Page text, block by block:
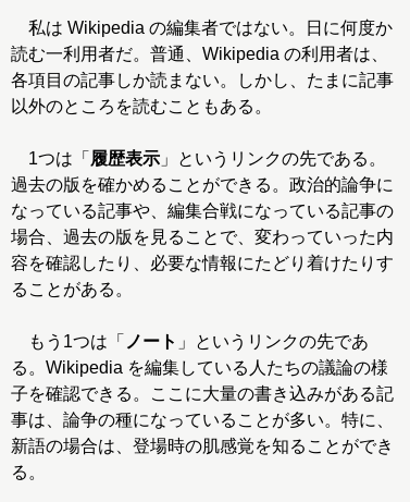
私は Wikipedia の編集者ではない。日に何度か
読む一利用者だ。普通、Wikipedia の利用者は、
各項目の記事しか読まない。しかし、たまに記事
以外のところを読むこともある。
1つは「 履歴表示 」というリンクの先である。
過去の版を確かめることができる。政治的論争に
なっている記事や、編集合戦になっている記事の
場合、過去の版を見ることで、変わっていった内
容を確認したり、必要な情報にたどり着けたりす
ることがある。
もう1つは「 ノート 」というリンクの先であ
る。Wikipedia を編集している人たちの議論の様
子を確認できる。ここに大量の書き込みがある記
事は、論争の種になっていることが多い。特に、
新語の場合は、登場時の肌感覚を知ることができ
る。